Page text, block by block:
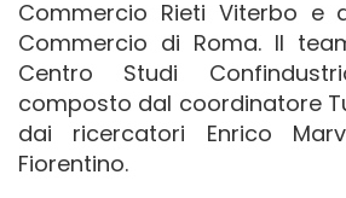
Commercio Rieti Viterbo e
Commercio di Roma. Il
Centro Studi
composto dal coordinatore
dai ricercatori Enrico
Fiorentino.